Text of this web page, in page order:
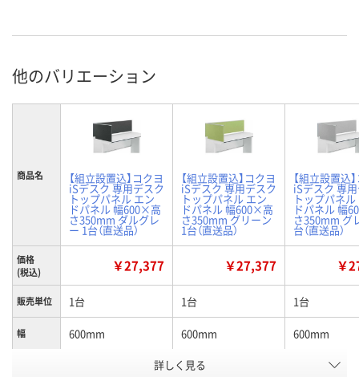
他のバリエーション
商品名 【組立設置込】コクヨ
iSデスク 専用デスク
トップパネル エン
ドパネル 幅600×高
さ350mm ダルグレ
ー 1台（直送品）
【組立設置込】コクヨ
iSデスク 専用デスク
トップパネル エン
ドパネル 幅600×高
さ350mm グリーン
1台（直送品）
【組立設置込
iSデスク 専
トップパネ
ドパネル 幅
さ350mm グ
台（直送品）
価格
(税込)
￥27,377 ￥27,377 ￥
販売単位 1台 1台 1台
幅 600mm 600mm 600mm
ホワイトグリーン ホワイトグ
詳しく見る